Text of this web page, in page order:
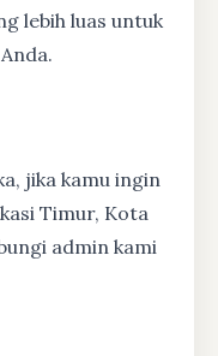
lebih luas untuk
jika kamu ingin
Timur, Kota
admin kami